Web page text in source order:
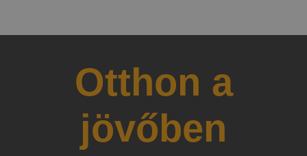
Otthon a
jövőben